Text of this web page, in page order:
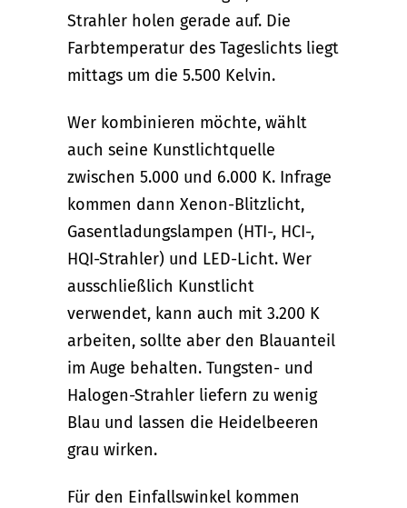
Strahler holen gerade auf. Die
Farbtemperatur des Tageslichts liegt
mittags um die 5.500 Kelvin.
Wer kombinieren möchte, wählt
auch seine Kunstlichtquelle
zwischen 5.000 und 6.000 K. Infrage
kommen dann Xenon-Blitzlicht,
Gasentladungslampen (HTI-, HCI-,
HQI-Strahler) und LED-Licht. Wer
ausschließlich Kunstlicht
verwendet, kann auch mit 3.200 K
arbeiten, sollte aber den Blauanteil
im Auge behalten. Tungsten- und
Halogen-Strahler liefern zu wenig
Blau und lassen die Heidelbeeren
grau wirken.
Für den Einfallswinkel kommen